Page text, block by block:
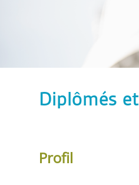
Diplômés
Profil